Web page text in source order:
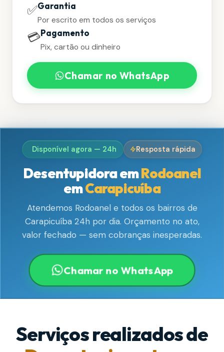
✅Garantia
Por escrito em todos os serviços
💳Pagamento
Pix, cartão ou dinheiro
Chamar no WhatsApp
Disponível agora — 24h Resposta rápida
Desentupidora emRodoanel
emCarapicuíba
Atendemos Rodoanel e todos os bairros de
Carapicuíba 24h por dia. Orçamento no ato,
valor fechado — sem cobranças inesperadas.
Chamar no WhatsApp
Serviços realizados de